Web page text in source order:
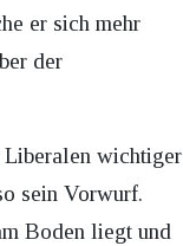
er sich mehr
der
wichtiger
sein Vorwurf.
Boden liegt und